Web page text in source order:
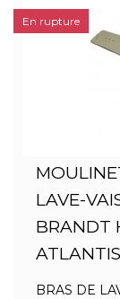
LAVE-
BRANDT
BRAS DE
En rupture